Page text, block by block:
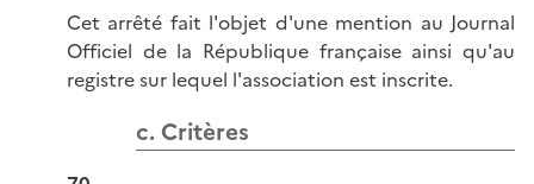
Cet arrêté fait l'objet d'une mention au Journal
Officiel de la République française ainsi qu'au
registre sur lequel l'association est inscrite.
c. Critères